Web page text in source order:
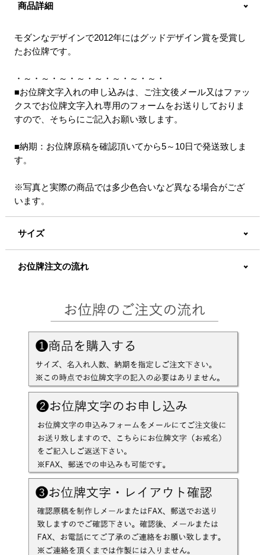
商品詳細
モダンなデザインで2012年にはグッドデザイン賞を受賞し
たお位牌です。
・～・～・～・～・～・～・～・～・
■お位牌文字入れの申し込みは、ご注文後メール又はファッ
クスでお位牌文字入れ専用のフォームをお送りしておりま
すので、そちらにご記入お願い致します。
■納期：お位牌原稿を確認頂いてから5～10日で発送致しま
す。
※写真と実際の商品では多少色合いなど異なる場合がござ
います。
サイズ
お位牌注文の流れ